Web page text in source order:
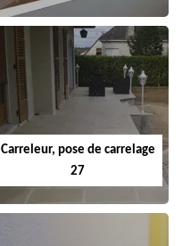
Carreleur, pose de carrelage
27